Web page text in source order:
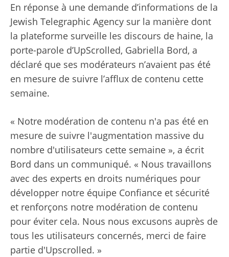
En réponse à une demande d’informations de la
Jewish Telegraphic Agency sur la manière dont
la plateforme surveille les discours de haine, la
porte-parole d’UpScrolled, Gabriella Bord, a
déclaré que ses modérateurs n’avaient pas été
en mesure de suivre l’afflux de contenu cette
semaine.
« Notre modération de contenu n'a pas été en
mesure de suivre l'augmentation massive du
nombre d'utilisateurs cette semaine », a écrit
Bord dans un communiqué. « Nous travaillons
avec des experts en droits numériques pour
développer notre équipe Confiance et sécurité
et renforçons notre modération de contenu
pour éviter cela. Nous nous excusons auprès de
tous les utilisateurs concernés, merci de faire
partie d'Upscrolled. »